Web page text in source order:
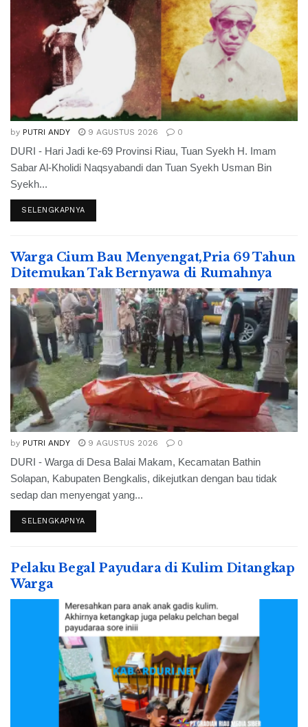
by PUTRI ANDY 9 AGUSTUS 2026 0
DURI - Hari Jadi ke-69 Provinsi Riau, Tuan Syekh H. Imam
Sabar Al-Kholidi Naqsyabandi dan Tuan Syekh Usman Bin
Syekh...
SELENGKAPNYA
Warga Cium Bau Menyengat,Pria 69 Tahun
Ditemukan Tak Bernyawa di Rumahnya
by PUTRI ANDY 9 AGUSTUS 2026 0
DURI - Warga di Desa Balai Makam, Kecamatan Bathin
Solapan, Kabupaten Bengkalis, dikejutkan dengan bau tidak
sedap dan menyengat yang...
SELENGKAPNYA
Pelaku Begal Payudara di Kulim Ditangkap
Warga